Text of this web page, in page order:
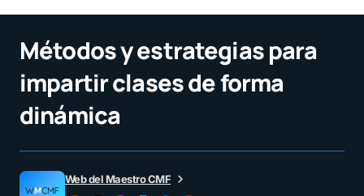
Métodos y estrategias para
impartir clases de forma
dinámica
Web del Maestro CMF